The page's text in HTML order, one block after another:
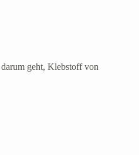
geht, Klebstoff von